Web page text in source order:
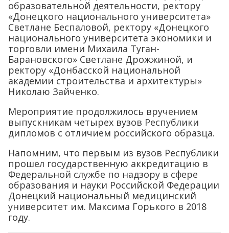
образовательной деятельности, ректору
«Донецкого национального университета»
Светлане Беспаловой, ректору «Донецкого
национального университета экономики и
торговли имени Михаила Туган-
Барановского» Светлане Дрожжиной, и
ректору «Донбасской национальной
академии строительства и архитектуры»
Николаю Зайченко.
Мероприятие продолжилось вручением
выпускникам четырех вузов Республики
дипломов с отличием российского образца.
Напомним, что первым из вузов Республики
прошел государственную аккредитацию в
Федеральной службе по надзору в сфере
образования и науки Российской Федерации
Донецкий национальный медицинский
университет им. Максима Горького в 2018
году.